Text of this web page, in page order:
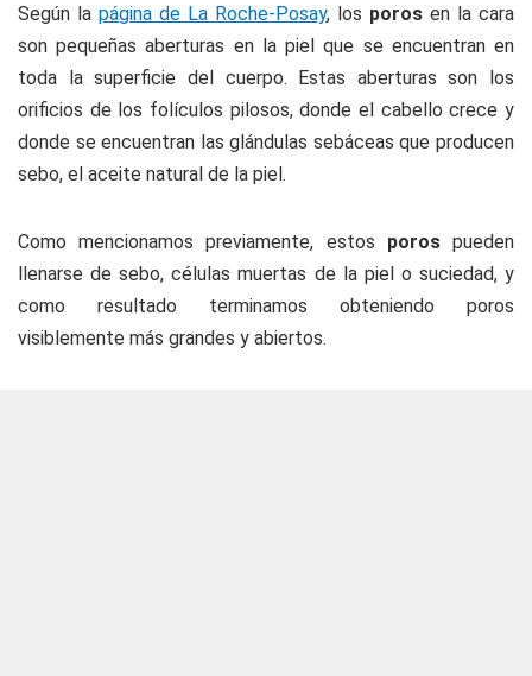
Según la página de La Roche-Posay, los poros en la cara
son pequeñas aberturas en la piel que se encuentran en
toda la superficie del cuerpo. Estas aberturas son los
orificios de los folículos pilosos, donde el cabello crece y
donde se encuentran las glándulas sebáceas que producen
sebo, el aceite natural de la piel.
Como mencionamos previamente, estos porospueden
llenarse de sebo, células muertas de la piel o suciedad, y
como resultado terminamos obteniendo poros
visiblemente más grandes y abiertos.